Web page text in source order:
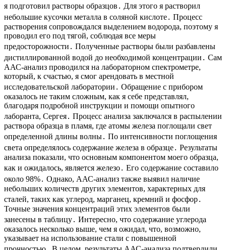
я подготовил растворы образцов․ Для этого я растворил
небольшие кусочки металла в соляной кислоте․ Процесс
растворения сопровождался выделением водорода, поэтому я
проводил его под тягой, соблюдая все меры
предосторожности․ Полученные растворы были разбавлены
дистиллированной водой до необходимой концентрации․ Сам
ААС-анализ проводился на лабораторном спектрометре,
который, к счастью, я смог арендовать в местной
исследовательской лаборатории․ Обращение с прибором
оказалось не таким сложным, как я себе представлял,
благодаря подробной инструкции и помощи опытного
лаборанта, Сергея․ Процесс анализа заключался в распылении
раствора образца в пламя, где атомы железа поглощали свет
определенной длины волны․ По интенсивности поглощения
света определялось содержание железа в образце․ Результаты
анализа показали, что основным компонентом моего образца,
как и ожидалось, является железо․ Его содержание составило
около 98%․ Однако, ААС-анализ также выявил наличие
небольших количеств других элементов, характерных для
сталей, таких как углерод, марганец, кремний и фосфор․
Точные значения концентраций этих элементов были
занесены в таблицу․ Интересно, что содержание углерода
оказалось несколько выше, чем я ожидал, что, возможно,
указывает на использование стали с повышенной